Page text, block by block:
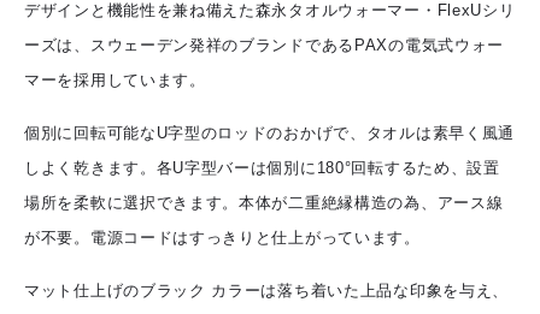
デザインと機能性を兼ね備えた森永タオルウォーマー・FlexUシリ
ーズは、スウェーデン発祥のブランドであるPAXの電気式ウォー
マーを採用しています。
個別に回転可能なU字型のロッドのおかげで、タオルは素早く風通
しよく乾きます。各U字型バーは個別に180°回転するため、設置
場所を柔軟に選択できます。本体が二重絶縁構造の為、アース線
が不要。電源コードはすっきりと仕上がっています。
マット仕上げのブラック カラーは落ち着いた上品な印象を与え、